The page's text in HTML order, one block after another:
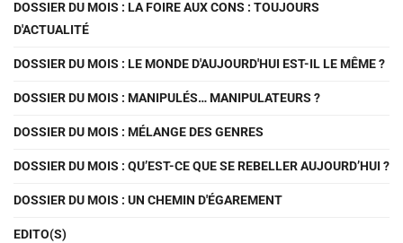
DOSSIER DU MOIS : LA FOIRE AUX CONS : TOUJOURS
D'ACTUALITÉ
DOSSIER DU MOIS : LE MONDE D'AUJOURD'HUI EST-IL LE MÊME ?
DOSSIER DU MOIS : MANIPULÉS… MANIPULATEURS ?
DOSSIER DU MOIS : MÉLANGE DES GENRES
DOSSIER DU MOIS : QU’EST-CE QUE SE REBELLER AUJOURD’HUI ?
DOSSIER DU MOIS : UN CHEMIN D'ÉGAREMENT
EDITO(S)